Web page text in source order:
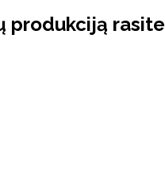
produkciją rasite